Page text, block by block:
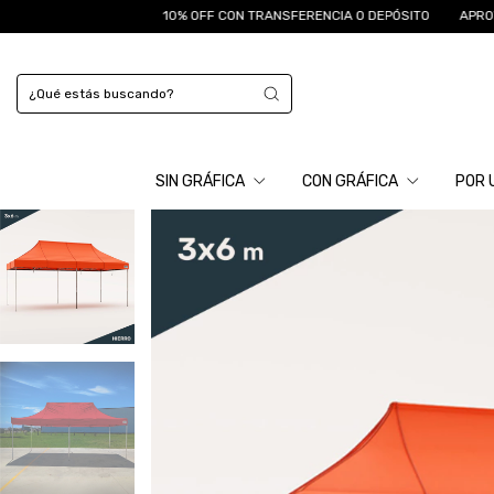
10% OFF CON TRANSFERENCIA O DEPÓSITO APROVECHÁ
SIN GRÁFICA CON GRÁFICA POR